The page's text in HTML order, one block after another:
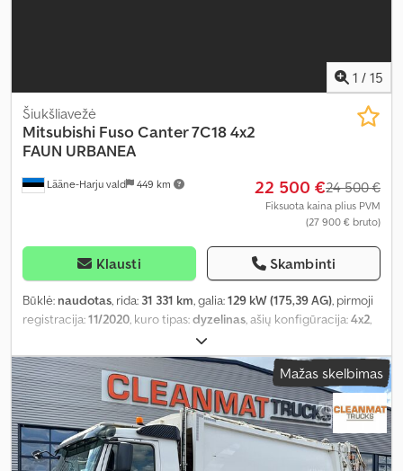
1 / 15
Lääne-Harju vald 449 km
Šiukšliavežė
Mitsubishi Fuso Canter 7C18 4x2
FAUN URBANEA
22 500 €24 500 €
Fiksuota kaina plius PVM
(27 900 € bruto)
Klausti Skambinti
Būklė: naudotas, rida: 31 331 km, galia:129 kW (175,39 AG), pirmoji
registracija:11/2020, kuro tipas:dyzelinas, ašių konfigūracija:4x2,
dyzelinas
emisijos klasė:Euro 6, pakaba:plienas, bendras ilgis:5 610 mm,
bendras plotis:2 030 mm, bendras aukštis:2 750 mm, Gamybos
metai:2020, Įranga:borto kompiuteris, centrinis užraktas,
elektrinis langų reguliavimas, elektriškai reguliuojamas
veidrodis, oro kondicionavimas ,
Mažas skelbimas